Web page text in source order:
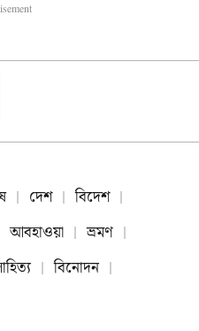
দেশ
বিদেশ
আবহাওয়া
ভ্রমণ
বিনোদন